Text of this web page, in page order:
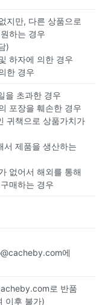
지만, 다른 상품으로
하는 경우
)
하자에 의한 경우
한 경우
을 초과한 경우
포장을 훼손한 경우
귀책으로 상품가치가
서 제품을 생산하는
없어서 해외를 통해
매하는 경우
에
로 반품
이후 불가)